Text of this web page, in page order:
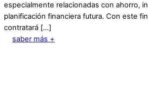
especialmente relacionadas con ahorro,
planificación financiera futura. Con este
contratará […]
saber más +